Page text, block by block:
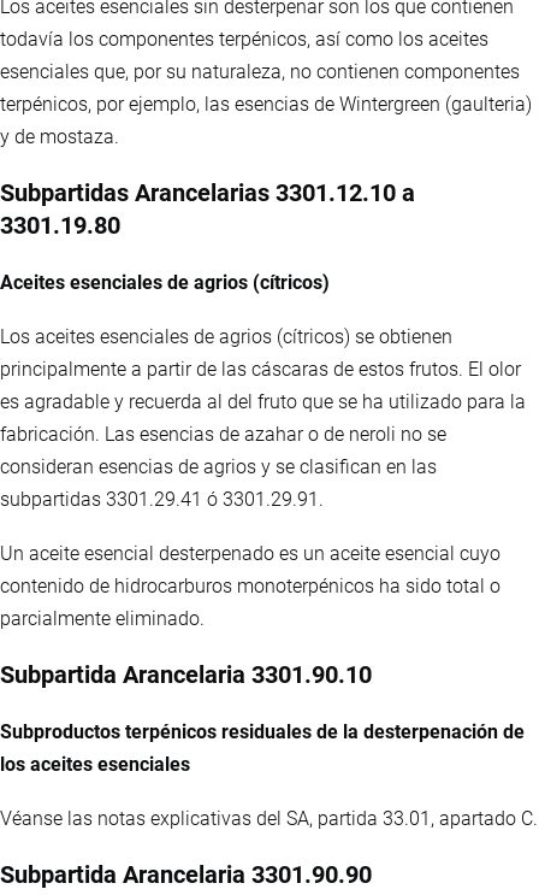
Los aceites esenciales sin desterpenar son los que contienen
todavía los componentes terpénicos, así como los aceites
esenciales que, por su naturaleza, no contienen componentes
terpénicos, por ejemplo, las esencias de Wintergreen (gaulteria)
y de mostaza.
Subpartidas Arancelarias 3301.12.10 a
3301.19.80
Aceites esenciales de agrios (cítricos)
Los aceites esenciales de agrios (cítricos) se obtienen
principalmente a partir de las cáscaras de estos frutos. El olor
es agradable y recuerda al del fruto que se ha utilizado para la
fabricación. Las esencias de azahar o de neroli no se
consideran esencias de agrios y se clasifican en las
subpartidas 3301.29.41 ó 3301.29.91.
Un aceite esencial desterpenado es un aceite esencial cuyo
contenido de hidrocarburos monoterpénicos ha sido total o
parcialmente eliminado.
Subpartida Arancelaria 3301.90.10
Subproductos terpénicos residuales de la desterpenación de
los aceites esenciales
Véanse las notas explicativas del SA, partida 33.01, apartado C.
Subpartida Arancelaria 3301.90.90